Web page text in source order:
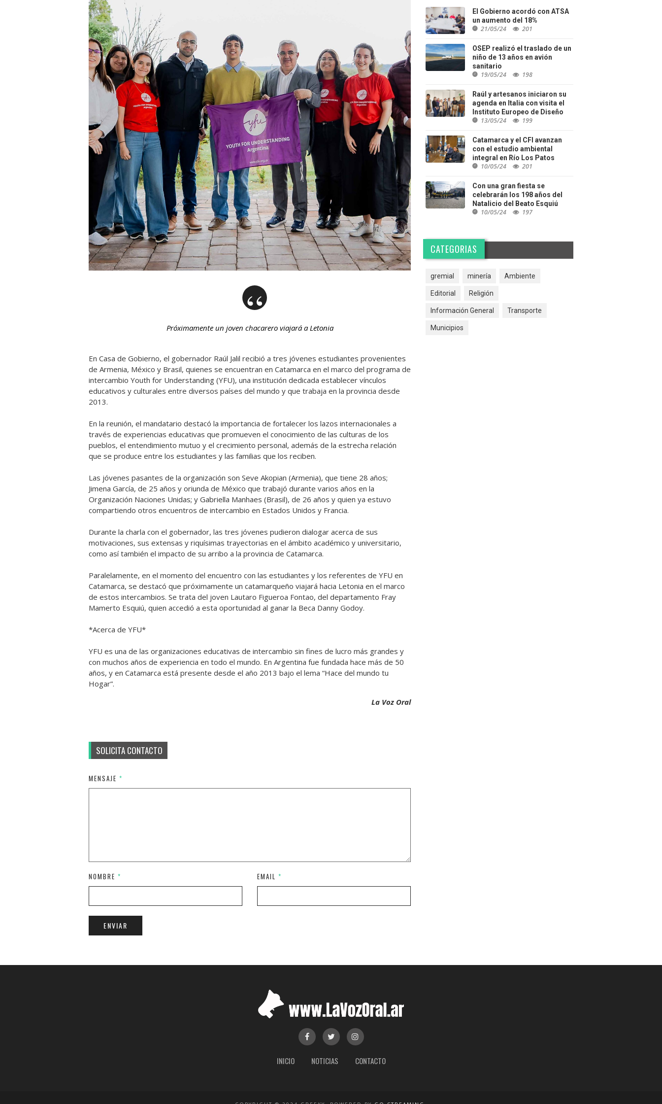
Próximamente un joven chacarero viajará a Letonia
En Casa de Gobierno, el gobernador Raúl Jalil recibió a tres jóvenes estudiantes provenientes
de Armenia, México y Brasil, quienes se encuentran en Catamarca en el marco del programa de
intercambio Youth for Understanding (YFU), una institución dedicada establecer vínculos
educativos y culturales entre diversos países del mundo y que trabaja en la provincia desde
2013.
En la reunión, el mandatario destacó la importancia de fortalecer los lazos internacionales a
través de experiencias educativas que promueven el conocimiento de las culturas de los
pueblos, el entendimiento mutuo y el crecimiento personal, además de la estrecha relación
que se produce entre los estudiantes y las familias que los reciben.
Las jóvenes pasantes de la organización son Seve Akopian (Armenia), que tiene 28 años;
Jimena García, de 25 años y oriunda de México que trabajó durante varios años en la
Organización Naciones Unidas; y Gabriella Manhaes (Brasil), de 26 años y quien ya estuvo
compartiendo otros encuentros de intercambio en Estados Unidos y Francia.
Durante la charla con el gobernador, las tres jóvenes pudieron dialogar acerca de sus
motivaciones, sus extensas y riquísimas trayectorias en el ámbito académico y universitario,
como así también el impacto de su arribo a la provincia de Catamarca.
Paralelamente, en el momento del encuentro con las estudiantes y los referentes de YFU en
Catamarca, se destacó que próximamente un catamarqueño viajará hacia Letonia en el marco
de estos intercambios. Se trata del joven Lautaro Figueroa Fontao, del departamento Fray
Mamerto Esquiú, quien accedió a esta oportunidad al ganar la Beca Danny Godoy.
*Acerca de YFU*
YFU es una de las organizaciones educativas de intercambio sin fines de lucro más grandes y
con muchos años de experiencia en todo el mundo. En Argentina fue fundada hace más de 50
años, y en Catamarca está presente desde el año 2013 bajo el lema “Hace del mundo tu
Hogar”.
La Voz Oral
SOLICITA CONTACTO
MENSAJE *
NOMBRE * EMAIL *
El Gobierno acordó con ATSA
un aumento del 18%
21/05/24 201
OSEP realizó el traslado de un
niño de 13 años en avión
sanitario
19/05/24 198
Raúl y artesanos iniciaron su
agenda en Italia con visita el
Instituto Europeo de Diseño
13/05/24 199
Catamarca y el CFI avanzan
con el estudio ambiental
integral en Río Los Patos
10/05/24 201
Con una gran fiesta se
celebrarán los 198 años del
Natalicio del Beato Esquiú
10/05/24 197
CATEGORIAS
gremial minería Ambiente
Editorial Religión
Información General Transporte
Municipios
INICIO NOTICIAS CONTACTO